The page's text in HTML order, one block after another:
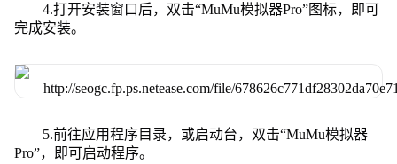
4.打开安装窗口后，双击“MuMu模拟器Pro”图标，即可
完成安装。
5.前往应用程序目录，或启动台，双击“MuMu模拟器
Pro”，即可启动程序。